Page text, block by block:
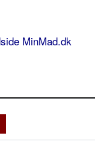
MinMad.dk